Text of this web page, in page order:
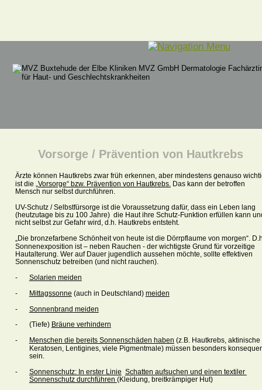
Vorsorge / Prävention von Hautkrebs
Ärzte können Hautkrebs zwar früh erkennen, aber mindestens genauso
ist die „Vorsorge“ bzw. Prävention von Hautkrebs. Das kann der betroffen
Mensch nur selbst durchführen.
UV-Schutz / Selbstfürsorge ist die Voraussetzung dafür, dass ein Leben lang
(heutzutage bis zu 100 Jahre)  die Haut ihre Schutz-Funktion erfüllen kann
nicht selbst zur Gefahr wird, d.h. Hautkrebs entsteht.
„Die bronzefarbene Schönheit von heute ist die Dörrpflaume von morgen“.
Sonnenexposition ist – neben Rauchen - der wichtigste Grund für vorzeitige
Hautalterung. Wer auf Dauer jugendlich aussehen möchte, sollte effektiven
Sonnenschutz betreiben (und nicht rauchen).
-
Solarien meiden
-
Mittagssonne (auch in Deutschland) meiden
-
Sonnenbrand meiden
-
(Tiefe) Bräune verhindern
-
Menschen die bereits Sonnenschäden haben (z.B. Hautkrebs, aktinische
Keratosen, Lentigines, viele Pigmentmale) müssen besonders
sein.
-
Sonnenschutz: In erster Linie Schatten aufsuchen und einen textiler
Sonnenschutz durchführen (Kleidung, breitkrämpiger Hut)